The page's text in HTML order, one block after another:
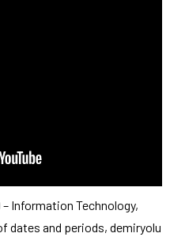
Information Technology,
dates and periods, demiryolu